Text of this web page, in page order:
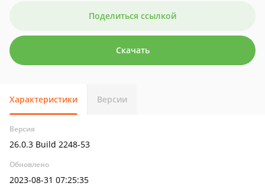
Поделиться ссылкой
Скачать
Характеристики Версии
Версия
26.0.3 Build 2248-53
Обновлено
2023-08-31 07:25:35